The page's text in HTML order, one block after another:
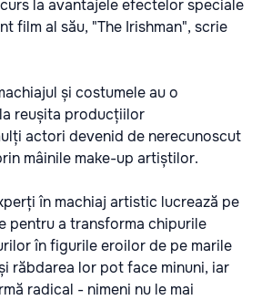
la avantajele efectelor speciale
film al său, "The Irishman", scrie
și costumele au o
reușita producțiilor
actori devenid de nerecunoscut
mâinile make-up artiștilor.
în machiaj artistic lucrează pe
pentru a transforma chipurile
în figurile eroilor de pe marile
răbdarea lor pot face minuni, iar
radical - nimeni nu le mai